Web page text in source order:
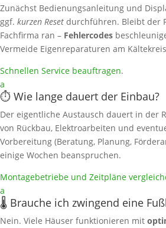
Zunächst Bedienungsanleitung und
ggf. kurzen Reset durchführen. Bleibt der
Fachfirma ran – Fehlercodes
Vermeide Eigenreparaturen am
Schnellen Service beauftragen.
a
⏱️ Wie lange dauert der Einbau?
Der eigentliche Austausch dauert in der
von Rückbau, Elektroarbeiten und
Vorbereitung (Beratung, Planung,
einige Wochen beanspruchen.
Montagebetriebe und Zeitpläne
a
🌡️ Brauche ich zwingend eine
Nein. Viele Häuser funktionieren mit